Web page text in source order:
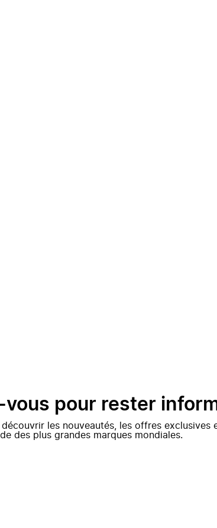
vous pour rester
les nouveautés, les offres exclusives
des plus grandes marques mondiales.